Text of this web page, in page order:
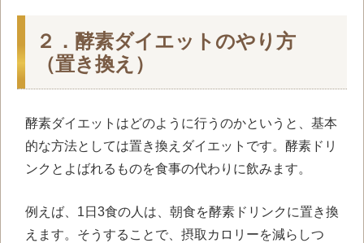
２．酵素ダイエットのやり方
（置き換え）
酵素ダイエットはどのように行うのかというと、基本
的な方法としては置き換えダイエットです。酵素ドリ
ンクとよばれるものを食事の代わりに飲みます。
例えば、1日3食の人は、朝食を酵素ドリンクに置き換
えます。そうすることで、摂取カロリーを減らしつ